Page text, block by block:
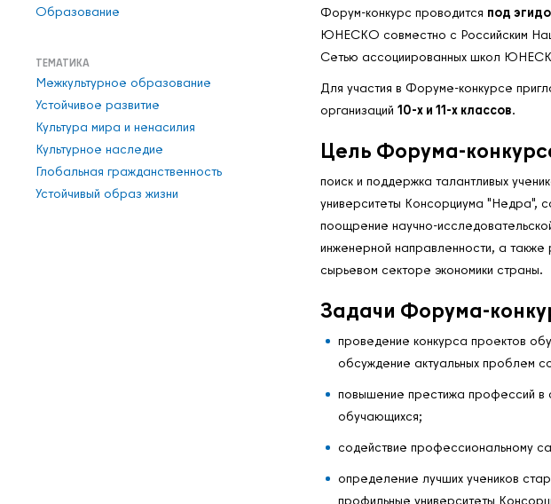
Форум-конкурс проводится под
ЮНЕСКО совместно с Российским
Сетью ассоциированных школ
Для участия в Форуме-конкурсе
организаций 10-х и 11-х классов.
Цель Форума-
поиск и поддержка талантливых
университеты Консорциума "Недра",
поощрение научно-
инженерной направленности, а
сырьевом секторе экономики страны.
Задачи Форума-
проведение конкурса проектов
обсуждение актуальных проблем
повышение престижа профессий в
обучающихся;
содействие профессиональному
определение лучших учеников
профильные университеты
Образование
ТЕМАТИКА
Межкультурное образование
Устойчивое развитие
Культура мира и ненасилия
Культурное наследие
Глобальная гражданственность
Устойчивый образ жизни